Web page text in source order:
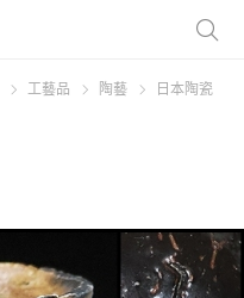
工藝品 陶藝
日本陶瓷